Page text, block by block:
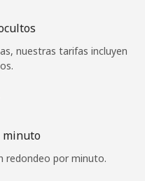
→
¿Olvidaste tu contraseña? →
nuestras tarifas incluyen
minuto
redondeo por minuto.